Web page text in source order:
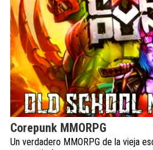
Corepunk MMORPG
Un verdadero MMORPG de la vieja